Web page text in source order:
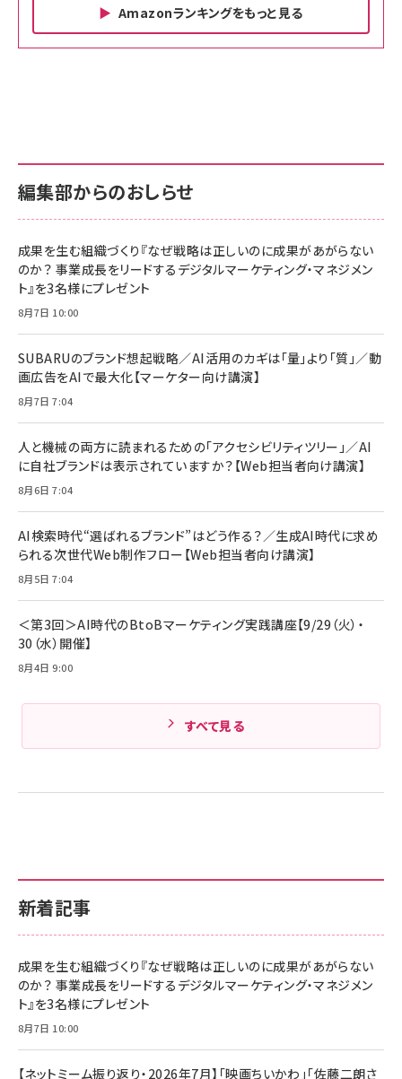
Amazonランキングをもっと見る
￥880
anan(アンアン)2026/06/24号 No.2500増刊
スペシャルエディション[王道エンタメの矜持／
￥1,100
anan(アンアン)2026/07/08号 No.2502[2026
￥880
ママ投資家が育休中に１億貯めた株式投資
組織の成果を最大化する ルールのデザイン
￥1,980
Amazonランキングをもっと見る
内サポート正規品 メーカー保証5年
KLMEA128G
NIMASO ガラスフィルム iPhone 17 用 保護フィ
すい ガイド枠付き いPhone17 (6.3インチ) 対応
2枚セット DSP25F1698
￥1,599
￥6,980
全ワイヤレスイヤホン/アクティブノイズキャンセリ
技術基準適合】ブラック
￥5,990
ケーブル Anker絡まないケーブル 240W 結束バン
ド付き USB PD対応 シリコン素材採用 iPhone
17 / 16 / 15 / Galaxy iPad Pro MacBook
Pro/Air 各種対応 (1.8m ミッドナイトブラック)
￥1,890
内サポート正規品 メーカー保証5年
KLMEA128G
Amazon eギフトカード - Amazonロゴ - クラ
￥5,000
Anker PowerLine III Flow USB-C & USB-C
Pro/Air 各種対応 (1.8m ミッドナイトブラック)
￥1,890
サッポロ 生ビール 黒ラベル 350ml 缶 24本 ビー
ル ケース買い【6/30応募〆切! 黒ラベルビヤセラー
￥4,857
新着記事
成果を生む組織づくり『なぜ戦略は正しいのに成果があがらない
のか？ 事業成長をリードするデジタルマーケティング・マネジメン
ト』を3名様にプレゼント
8月7日 10:00
【ネットミーム振り返り・2026年7月】「映画ちいかわ」「佐藤二朗さ
編集部からのおしらせ
成果を生む組織づくり『なぜ戦略は正しいのに成果があがらない
のか？ 事業成長をリードするデジタルマーケティング・マネジメン
ト』を3名様にプレゼント
8月7日 10:00
SUBARUのブランド想起戦略／AI活用のカギは「量」より「質」／動
画広告をAIで最大化【マーケター向け講演】
8月7日 7:04
人と機械の両方に読まれるための「アクセシビリティツリー」／AI
に自社ブランドは表示されていますか？【Web担当者向け講演】
8月6日 7:04
AI検索時代“選ばれるブランド”はどう作る？／生成AI時代に求め
られる次世代Web制作フロー【Web担当者向け講演】
8月5日 7:04
＜第3回＞AI時代のBtoBマーケティング実践講座【9/29（火）・
30（水）開催】
8月4日 9:00
すべて見る